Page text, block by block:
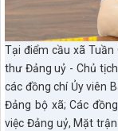
Tại điểm cầu xã Tuần
thư Đảng uỷ - Chủ
các đồng chí Ủy viên
Đảng bộ xã; Các
việc Đảng uỷ, Mặt